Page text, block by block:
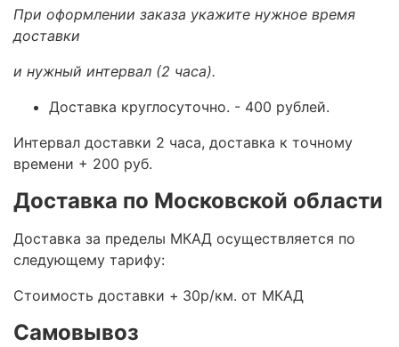
При оформлении заказа укажите нужное время
доставки
и нужный интервал (2 часа).
Доставка круглосуточно. - 400 рублей.
Интервал доставки 2 часа, доставка к точному
времени + 200 руб.
Доставка по Московской области
Доставка за пределы МКАД осуществляется по
следующему тарифу:
Стоимость доставки + 30р/км. от МКАД
Самовывоз